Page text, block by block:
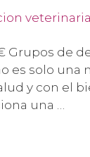
Grupos de
es solo
y con el
una …